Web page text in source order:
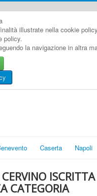
illustrate nella cookie
policy.
la navigazione in altra
Caserta Napoli
ISCRITTA
CATEGORIA